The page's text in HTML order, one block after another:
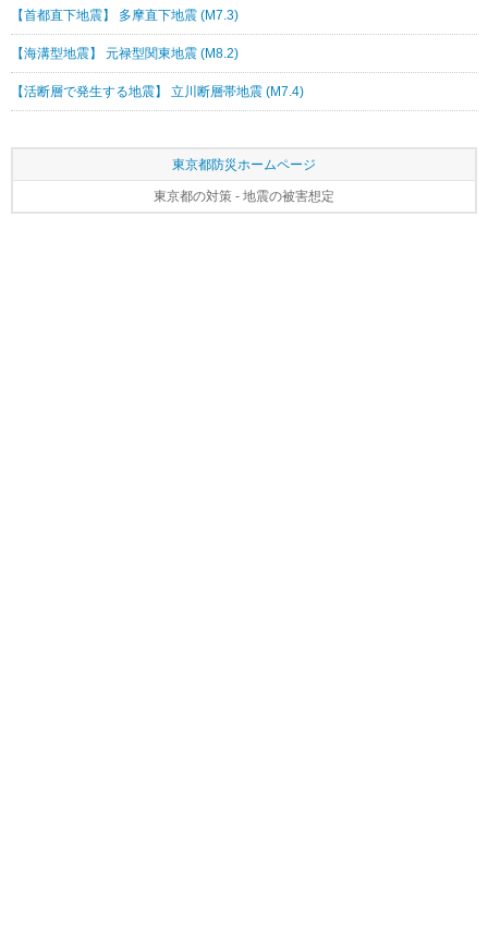
【首都直下地震】 多摩直下地震 (M7.3)
【海溝型地震】 元禄型関東地震 (M8.2)
【活断層で発生する地震】 立川断層帯地震 (M7.4)
東京都防災ホームページ
東京都の対策 - 地震の被害想定